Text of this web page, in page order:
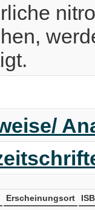
Erscheinungsort